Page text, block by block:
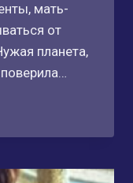
мать-
от
планета,